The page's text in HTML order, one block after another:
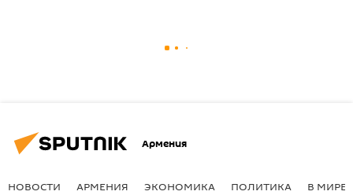
Армения
НОВОСТИ АРМЕНИЯ ЭКОНОМИКА ПОЛИТИКА В МИРЕ